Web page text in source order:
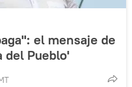
el mensaje de
del Pueblo'